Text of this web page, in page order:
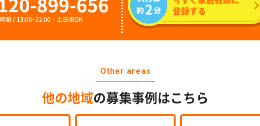
Other areas
他の地域の募集事例はこちら